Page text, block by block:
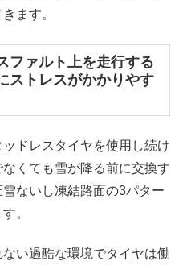
ます。
ファルト上を走行する
ストレスがかかりやす
ドレスタイヤを使用し続け
くても雪が降る前に交換す
ないし凍結路面の3パター
。
い過酷な環境でタイヤは働